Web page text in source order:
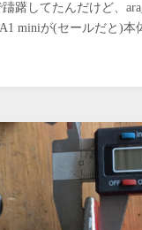
躇してたんだけど、
A1 miniが(セールだと)